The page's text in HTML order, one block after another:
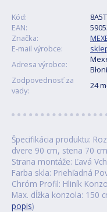
Kód:
EAN:
Značka:
E-mail výrobce:
Adresa výrobce:
Zodpovednosť za
vady:
24
Špecifikácia produktu:
dvere 90 cm, stena 70
Strana montáže: Ľavá
Farba skla: Priehľadná
Chróm Profil: Hliník
Max. dĺžka konzola: 150
popis)